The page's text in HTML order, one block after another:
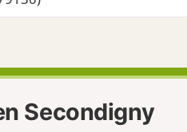
Secondigny